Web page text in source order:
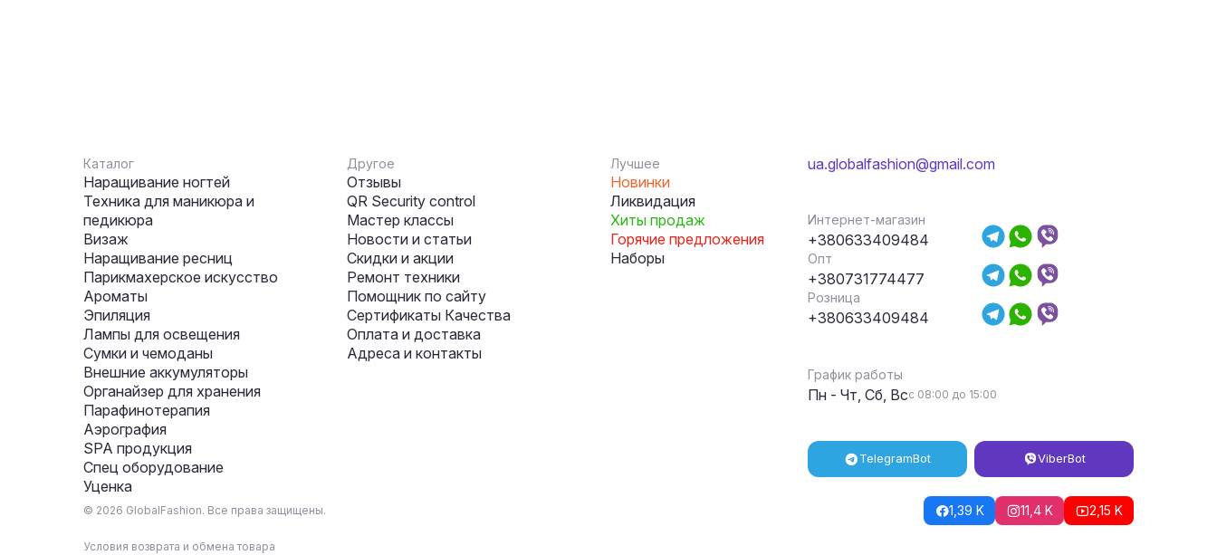
Каталог
Наращивание ногтей
Техника для маникюра и
педикюра
Визаж
Наращивание ресниц
Парикмахерское искусство
Ароматы
Эпиляция
Лампы для освещения
Сумки и чемоданы
Внешние аккумуляторы
Органайзер для хранения
Парафинотерапия
Аэрография
SPA продукция
Спец оборудование
Уценка
Другое
Отзывы
QR Security control
Мастер классы
Новости и статьи
Скидки и акции
Ремонт техники
Помощник по сайту
Сертификаты Качества
Оплата и доставка
Адреса и контакты
Лучшее
Новинки
Ликвидация
Хиты продаж
Горячие предложения
Наборы
ua.globalfashion@gmail.com
Интернет-магазин
+380633409484
Опт
+380731774477
Розница
+380633409484
График работы
Пн - Чт, Сб, Всс 08:00 до 15:00
TelegramBot ViberBot
© 2026 GlobalFashion. Все права защищены. 1,39 K 11,4 K 2,15 K
Условия возврата и обмена товара